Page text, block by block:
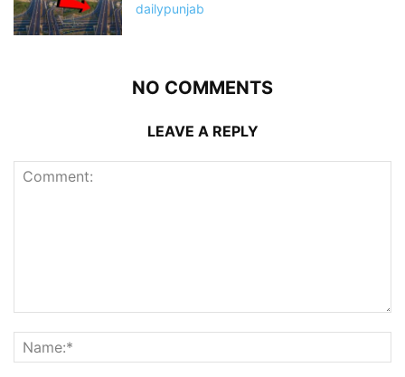
dailypunjab
NO COMMENTS
LEAVE A REPLY